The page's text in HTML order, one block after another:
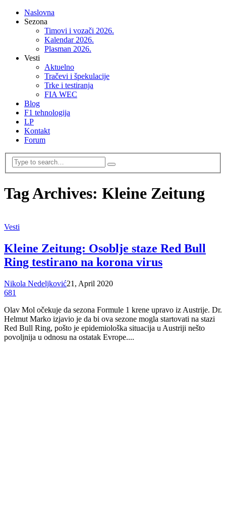
Naslovna
Sezona
Timovi i vozači 2026.
Kalendar 2026.
Plasman 2026.
Vesti
Aktuelno
Tračevi i špekulacije
Trke i testiranja
FIA WEC
Blog
F1 tehnologija
LP
Kontakt
Forum
Tag Archives: Kleine Zeitung
Vesti
Kleine Zeitung: Osoblje staze Red Bull
Ring testirano na korona virus
Nikola Nedeljković21, April 2020
681
Olav Mol očekuje da sezona Formule 1 krene upravo iz Austrije. Dr.
Helmut Marko izjavio je da bi ova sezone mogla startovati na stazi
Red Bull Ring, pošto je epidemiološka situacija u Austriji nešto
povoljnija u odnosu na ostatak Evrope....